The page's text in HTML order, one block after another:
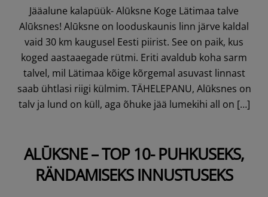
Jääalune kalapüük- Alūksne Koge Lätimaa talve
Alūksnes! Alūksne on looduskaunis linn järve kaldal
vaid 30 km kaugusel Eesti piirist. See on paik, kus
koged aastaaegade rütmi. Eriti avaldub koha sarm
talvel, mil Lätimaa kõige kõrgemal asuvast linnast
saab ühtlasi riigi külmim. TÄHELEPANU, Alūksnes on
talv ja lund on küll, aga õhuke jää lumekihi all on […]
ALŪKSNE – TOP 10- PUHKUSEKS,
RÄNDAMISEKS INNUSTUSEKS